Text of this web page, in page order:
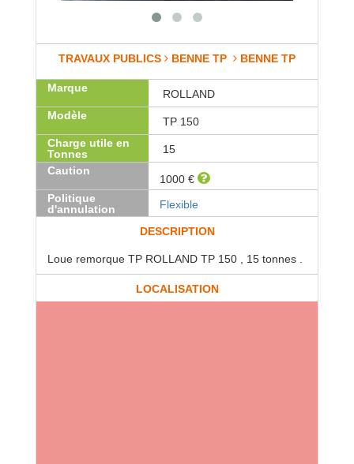
TRAVAUX PUBLICS BENNE TP BENNE TP
Marque
ROLLAND
Modèle
TP 150
Charge utile en
Tonnes
15
Caution
1000 €
Politique
d'annulation
Flexible
DESCRIPTION
Loue remorque TP ROLLAND TP 150 , 15 tonnes .
LOCALISATION